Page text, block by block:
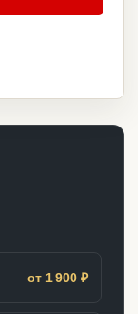
от 1 900 ₽